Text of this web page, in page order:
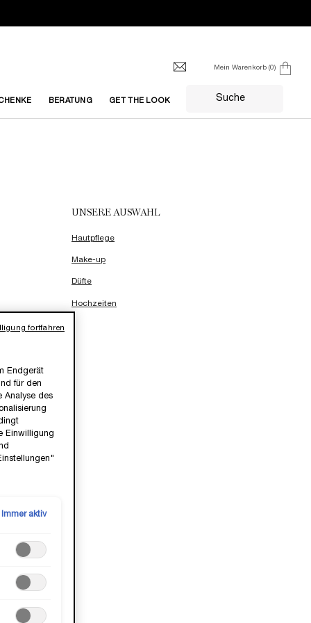
Mein Warenkorb 0
0 produkt
BERATUNG GET THE LOOK Suche
UNSERE AUSWAHL
Hautpflege
Make-up
Düfte
Hochzeiten
Endgerät
für den
Analyse des
Einwilligung
Immer aktiv
fortfahren